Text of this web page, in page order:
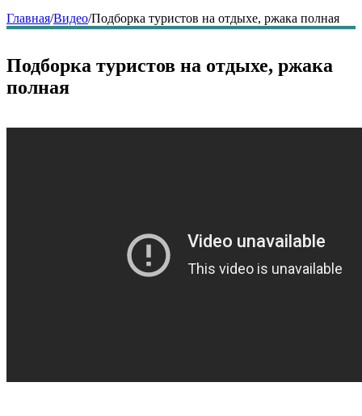
Главная/Видео/Подборка туристов на отдыхе, ржака полная
Подборка туристов на отдыхе, ржака
полная